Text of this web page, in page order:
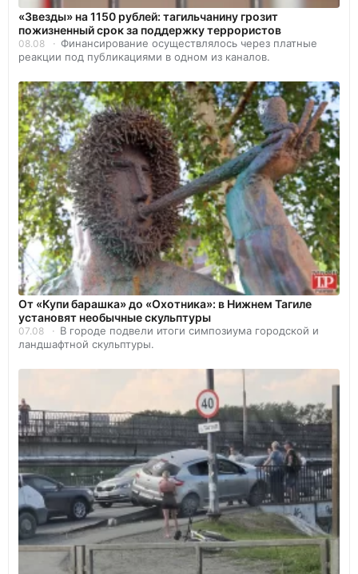
«Звезды» на 1150 рублей: тагильчанину грозит
пожизненный срок за поддержку террористов
08.08
Финансирование осуществлялось через платные
реакции под публикациями в одном из каналов.
От «Купи барашка» до «Охотника»: в Нижнем Тагиле
установят необычные скульптуры
07.08
В городе подвели итоги симпозиума городской и
ландшафтной скульптуры.